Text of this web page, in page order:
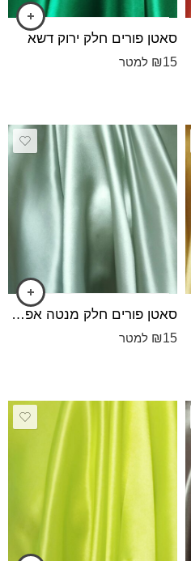
סאטן פורים חלק ירוק דשא
₪15 למטר
סאטן פורים חלק מנטה אפרפר בהיר
₪15 למטר